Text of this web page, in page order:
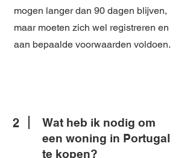
mogen langer dan 90 dagen blijven,
maar moeten zich wel registreren en
aan bepaalde voorwaarden voldoen.
2
Wat heb ik nodig om
een woning in Portugal
te kopen?